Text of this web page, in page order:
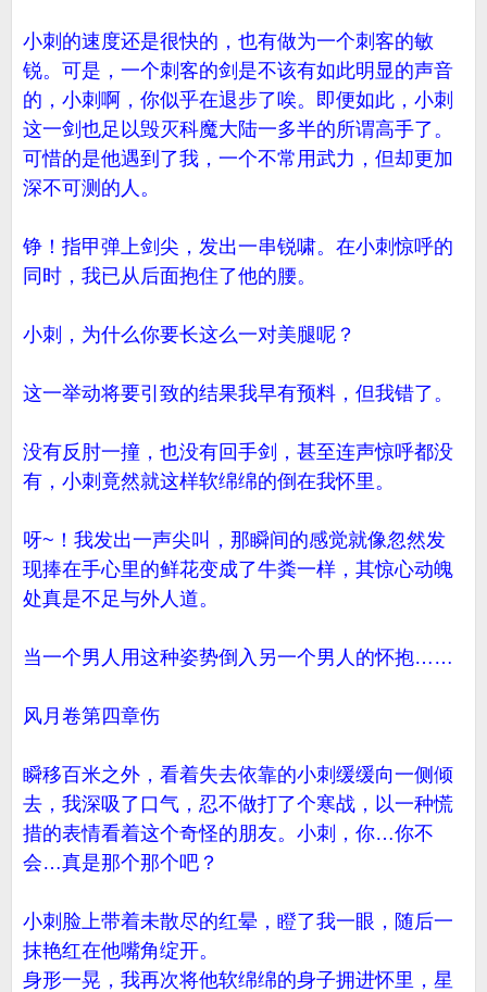
小刺的速度还是很快的，也有做为一个刺客的敏
锐。可是，一个刺客的剑是不该有如此明显的声音
的，小刺啊，你似乎在退步了唉。即便如此，小刺
这一剑也足以毁灭科魔大陆一多半的所谓高手了。
可惜的是他遇到了我，一个不常用武力，但却更加
深不可测的人。
铮！指甲弹上剑尖，发出一串锐啸。在小刺惊呼的
同时，我已从后面抱住了他的腰。
小刺，为什么你要长这么一对美腿呢？
这一举动将要引致的结果我早有预料，但我错了。
没有反肘一撞，也没有回手剑，甚至连声惊呼都没
有，小刺竟然就这样软绵绵的倒在我怀里。
呀~！我发出一声尖叫，那瞬间的感觉就像忽然发
现捧在手心里的鲜花变成了牛粪一样，其惊心动魄
处真是不足与外人道。
当一个男人用这种姿势倒入另一个男人的怀抱……
风月卷第四章伤
瞬移百米之外，看着失去依靠的小刺缓缓向一侧倾
去，我深吸了口气，忍不做打了个寒战，以一种慌
措的表情看着这个奇怪的朋友。小刺，你…你不
会…真是那个那个吧？
小刺脸上带着未散尽的红晕，瞪了我一眼，随后一
抹艳红在他嘴角绽开。
身形一晃，我再次将他软绵绵的身子拥进怀里，星